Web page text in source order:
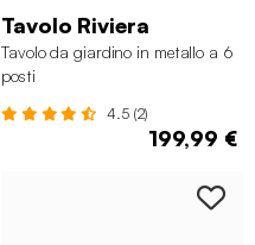
Tavolo Riviera
Tavolo da giardino in metallo a 6
posti
4.5 (2)
199,99 €